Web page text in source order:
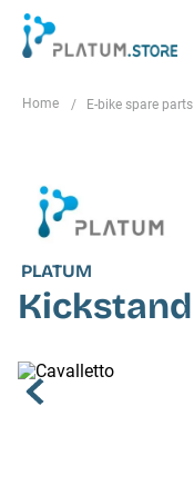
E-bike spare parts
PLATUM
Kickstand